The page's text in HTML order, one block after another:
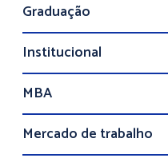
Graduação
Institucional
MBA
Mercado de trabalho